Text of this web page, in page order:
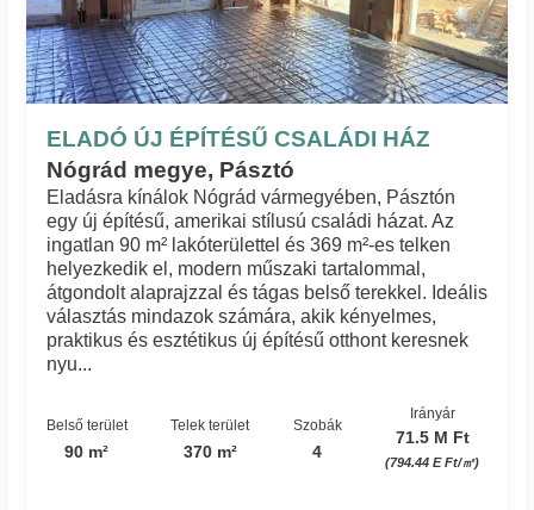
ELADÓ ÚJ ÉPÍTÉSŰ CSALÁDI HÁZ
Nógrád megye, Pásztó
Eladásra kínálok Nógrád vármegyében, Pásztón
egy új építésű, amerikai stílusú családi házat. Az
ingatlan 90 m² lakóterülettel és 369 m²-es telken
helyezkedik el, modern műszaki tartalommal,
átgondolt alaprajzzal és tágas belső terekkel. Ideális
választás mindazok számára, akik kényelmes,
praktikus és esztétikus új építésű otthont keresnek
nyu...
Belső terület
90 m²
Telek terület
370 m²
Szobák
4
Irányár
71.5 M Ft
(794.44 E Ft/㎡)